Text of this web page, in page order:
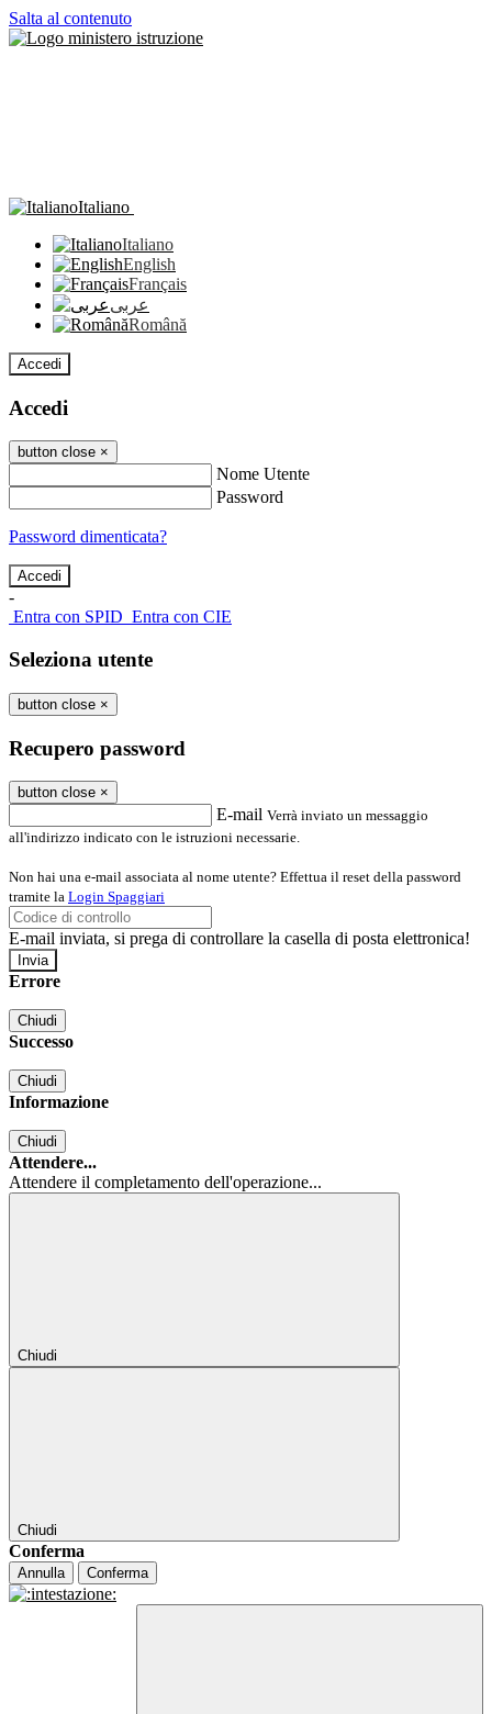
Salta al contenuto
Italiano
Italiano
English
Français
عربى
Română
Accedi
Accedi
button close ×
Nome Utente
Password
Password dimenticata?
-
Entra con SPID Entra con CIE
Seleziona utente
button close ×
Recupero password
button close ×
E-mail Verrà inviato un messaggio
all'indirizzo indicato con le istruzioni necessarie.
Non hai una e-mail associata al nome utente? Effettua il reset della password
tramite la Login Spaggiari
E-mail inviata, si prega di controllare la casella di posta elettronica!
Errore
Chiudi
Successo
Chiudi
Informazione
Chiudi
Attendere...
Attendere il completamento dell'operazione...
Chiudi
Chiudi
Conferma
Annulla Conferma